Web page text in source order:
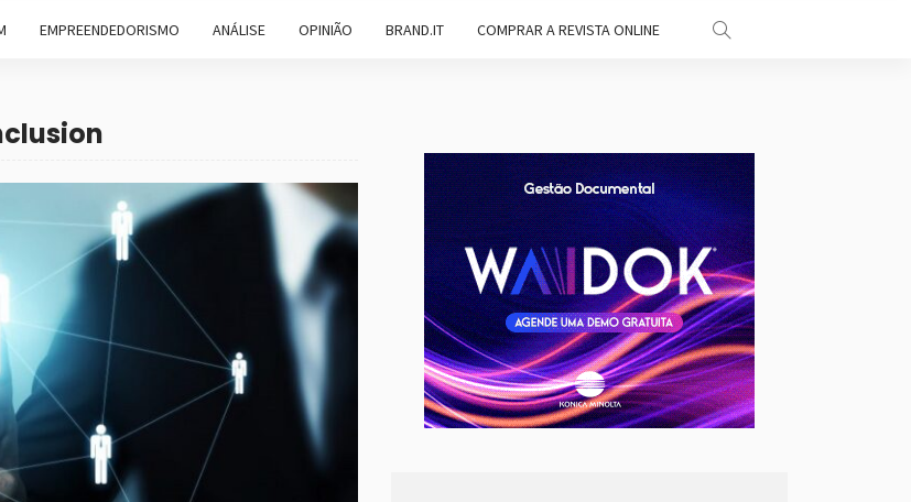
EMPREENDEDORISMO ANÁLISE OPINIÃO BRAND.IT COMPRAR A REVISTA ONLINE